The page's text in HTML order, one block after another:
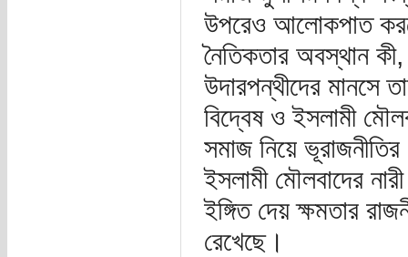
উপরেও আলোকপাত
নৈতিকতার অবস্থান
উদারপন্থীদের মানসে
বিদ্বেষ ও ইসলামী
সমাজ নিয়ে
ইসলামী মৌলবাদের
ইঙ্গিত দেয় ক্ষমতার
রেখেছে।